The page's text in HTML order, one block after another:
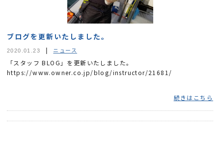
ブログを更新いたしました。
2020.01.23 ニュース
「スタッフ BLOG」を更新いたしました。
https://www.owner.co.jp/blog/instructor/21681/
続きはこちら